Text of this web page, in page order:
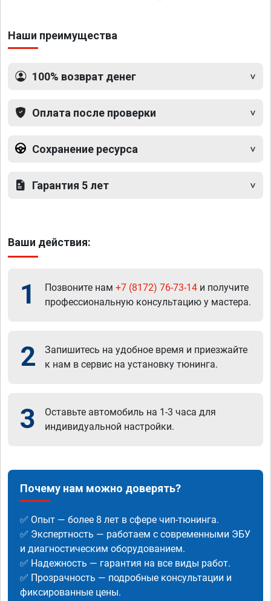
Наши преимущества
100% возврат денег
Оплата после проверки
Сохранение ресурса
Гарантия 5 лет
Ваши действия:
1 Позвоните нам +7 (8172) 76-73-14 и получите
профессиональную консультацию у мастера.
2
Запишитесь на удобное время и приезжайте
к нам в сервис на установку тюнинга.
3
Оставьте автомобиль на 1-3 часа для
индивидуальной настройки.
Почему нам можно доверять?
✅ Опыт — более 8 лет в сфере чип-тюнинга.
✅ Экспертность — работаем с современными ЭБУ
и диагностическим оборудованием.
✅ Надежность — гарантия на все виды работ.
✅ Прозрачность — подробные консультации и
фиксированные цены.